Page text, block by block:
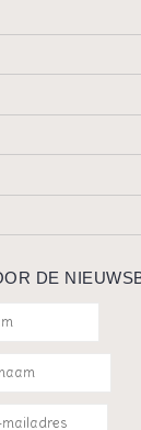
DE